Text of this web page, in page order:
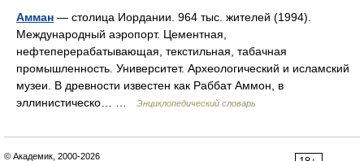
Амман — столица Иордании. 964 тыс. жителей (1994).
Международный аэропорт. Цементная,
нефтеперерабатывающая, текстильная, табачная
промышленность. Университет. Археологический и исламский
музеи. В древности известен как Раббат Аммон, в
эллинистическо… …
Энциклопедический словарь
© Академик, 2000-2026